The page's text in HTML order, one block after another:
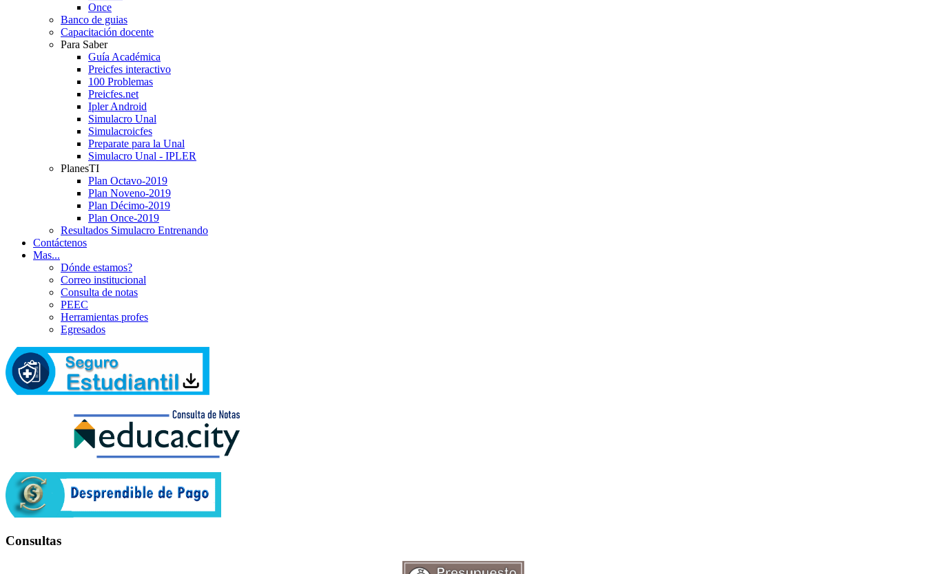
Once
Banco de guias
Capacitación docente
Para Saber
Guía Académica
Preicfes interactivo
100 Problemas
Preicfes.net
Ipler Android
Simulacro Unal
Simulacroicfes
Preparate para la Unal
Simulacro Unal - IPLER
PlanesTI
Plan Octavo-2019
Plan Noveno-2019
Plan Décimo-2019
Plan Once-2019
Resultados Simulacro Entrenando
Contáctenos
Mas...
Dónde estamos?
Correo institucional
Consulta de notas
PEEC
Herramientas profes
Egresados
Consultas